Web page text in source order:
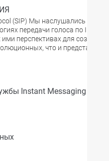
(SIP) Мы наслушались много
передачи голоса по IP
перспективах для
что и представить
Instant Messaging